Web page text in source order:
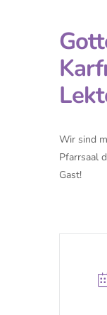
Wir sind
Pfarrsaal
Gast!